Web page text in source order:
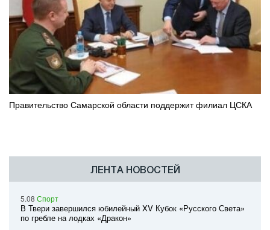
Правительство Самарской области поддержит филиал ЦСКА
ЛЕНТА НОВОСТЕЙ
5.08 Спорт
В Твери завершился юбилейный XV Кубок «Русского Света»
по гребле на лодках «Дракон»